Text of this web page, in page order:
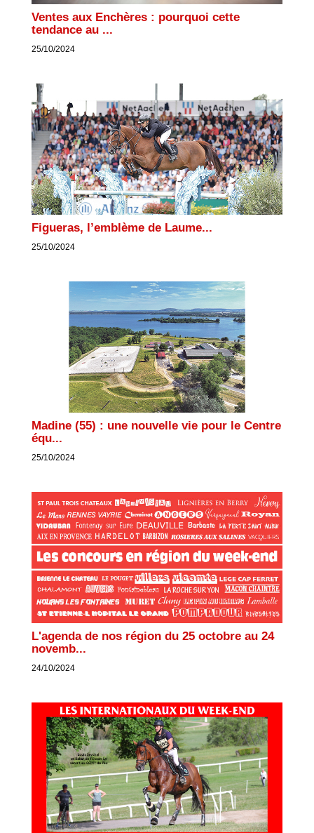
Ventes aux Enchères : pourquoi cette
tendance au ...
25/10/2024
Figueras, l’emblème de Laume...
25/10/2024
Madine (55) : une nouvelle vie pour le Centre
équ...
25/10/2024
L'agenda de nos région du 25 octobre au 24
novemb...
24/10/2024